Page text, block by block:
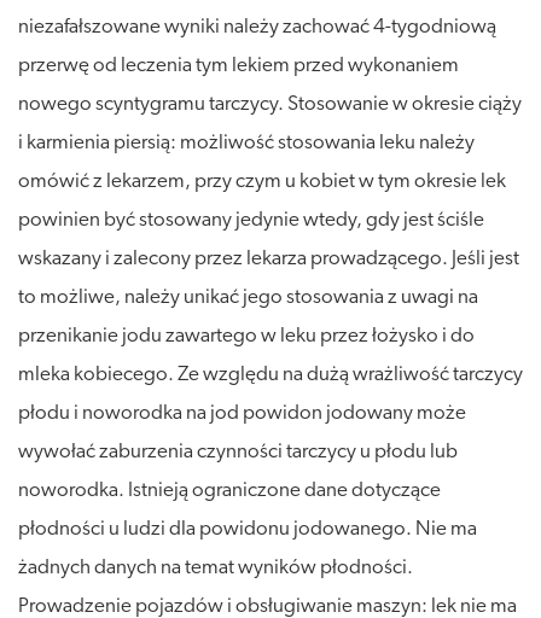
niezafałszowane wyniki należy zachować 4-tygodniową
przerwę od leczenia tym lekiem przed wykonaniem
nowego scyntygramu tarczycy. Stosowanie w okresie ciąży
i karmienia piersią: możliwość stosowania leku należy
omówić z lekarzem, przy czym u kobiet w tym okresie lek
powinien być stosowany jedynie wtedy, gdy jest ściśle
wskazany i zalecony przez lekarza prowadzącego. Jeśli jest
to możliwe, należy unikać jego stosowania z uwagi na
przenikanie jodu zawartego w leku przez łożysko i do
mleka kobiecego. Ze względu na dużą wrażliwość tarczycy
płodu i noworodka na jod powidon jodowany może
wywołać zaburzenia czynności tarczycy u płodu lub
noworodka. Istnieją ograniczone dane dotyczące
płodności u ludzi dla powidonu jodowanego. Nie ma
żadnych danych na temat wyników płodności.
Prowadzenie pojazdów i obsługiwanie maszyn: lek nie ma